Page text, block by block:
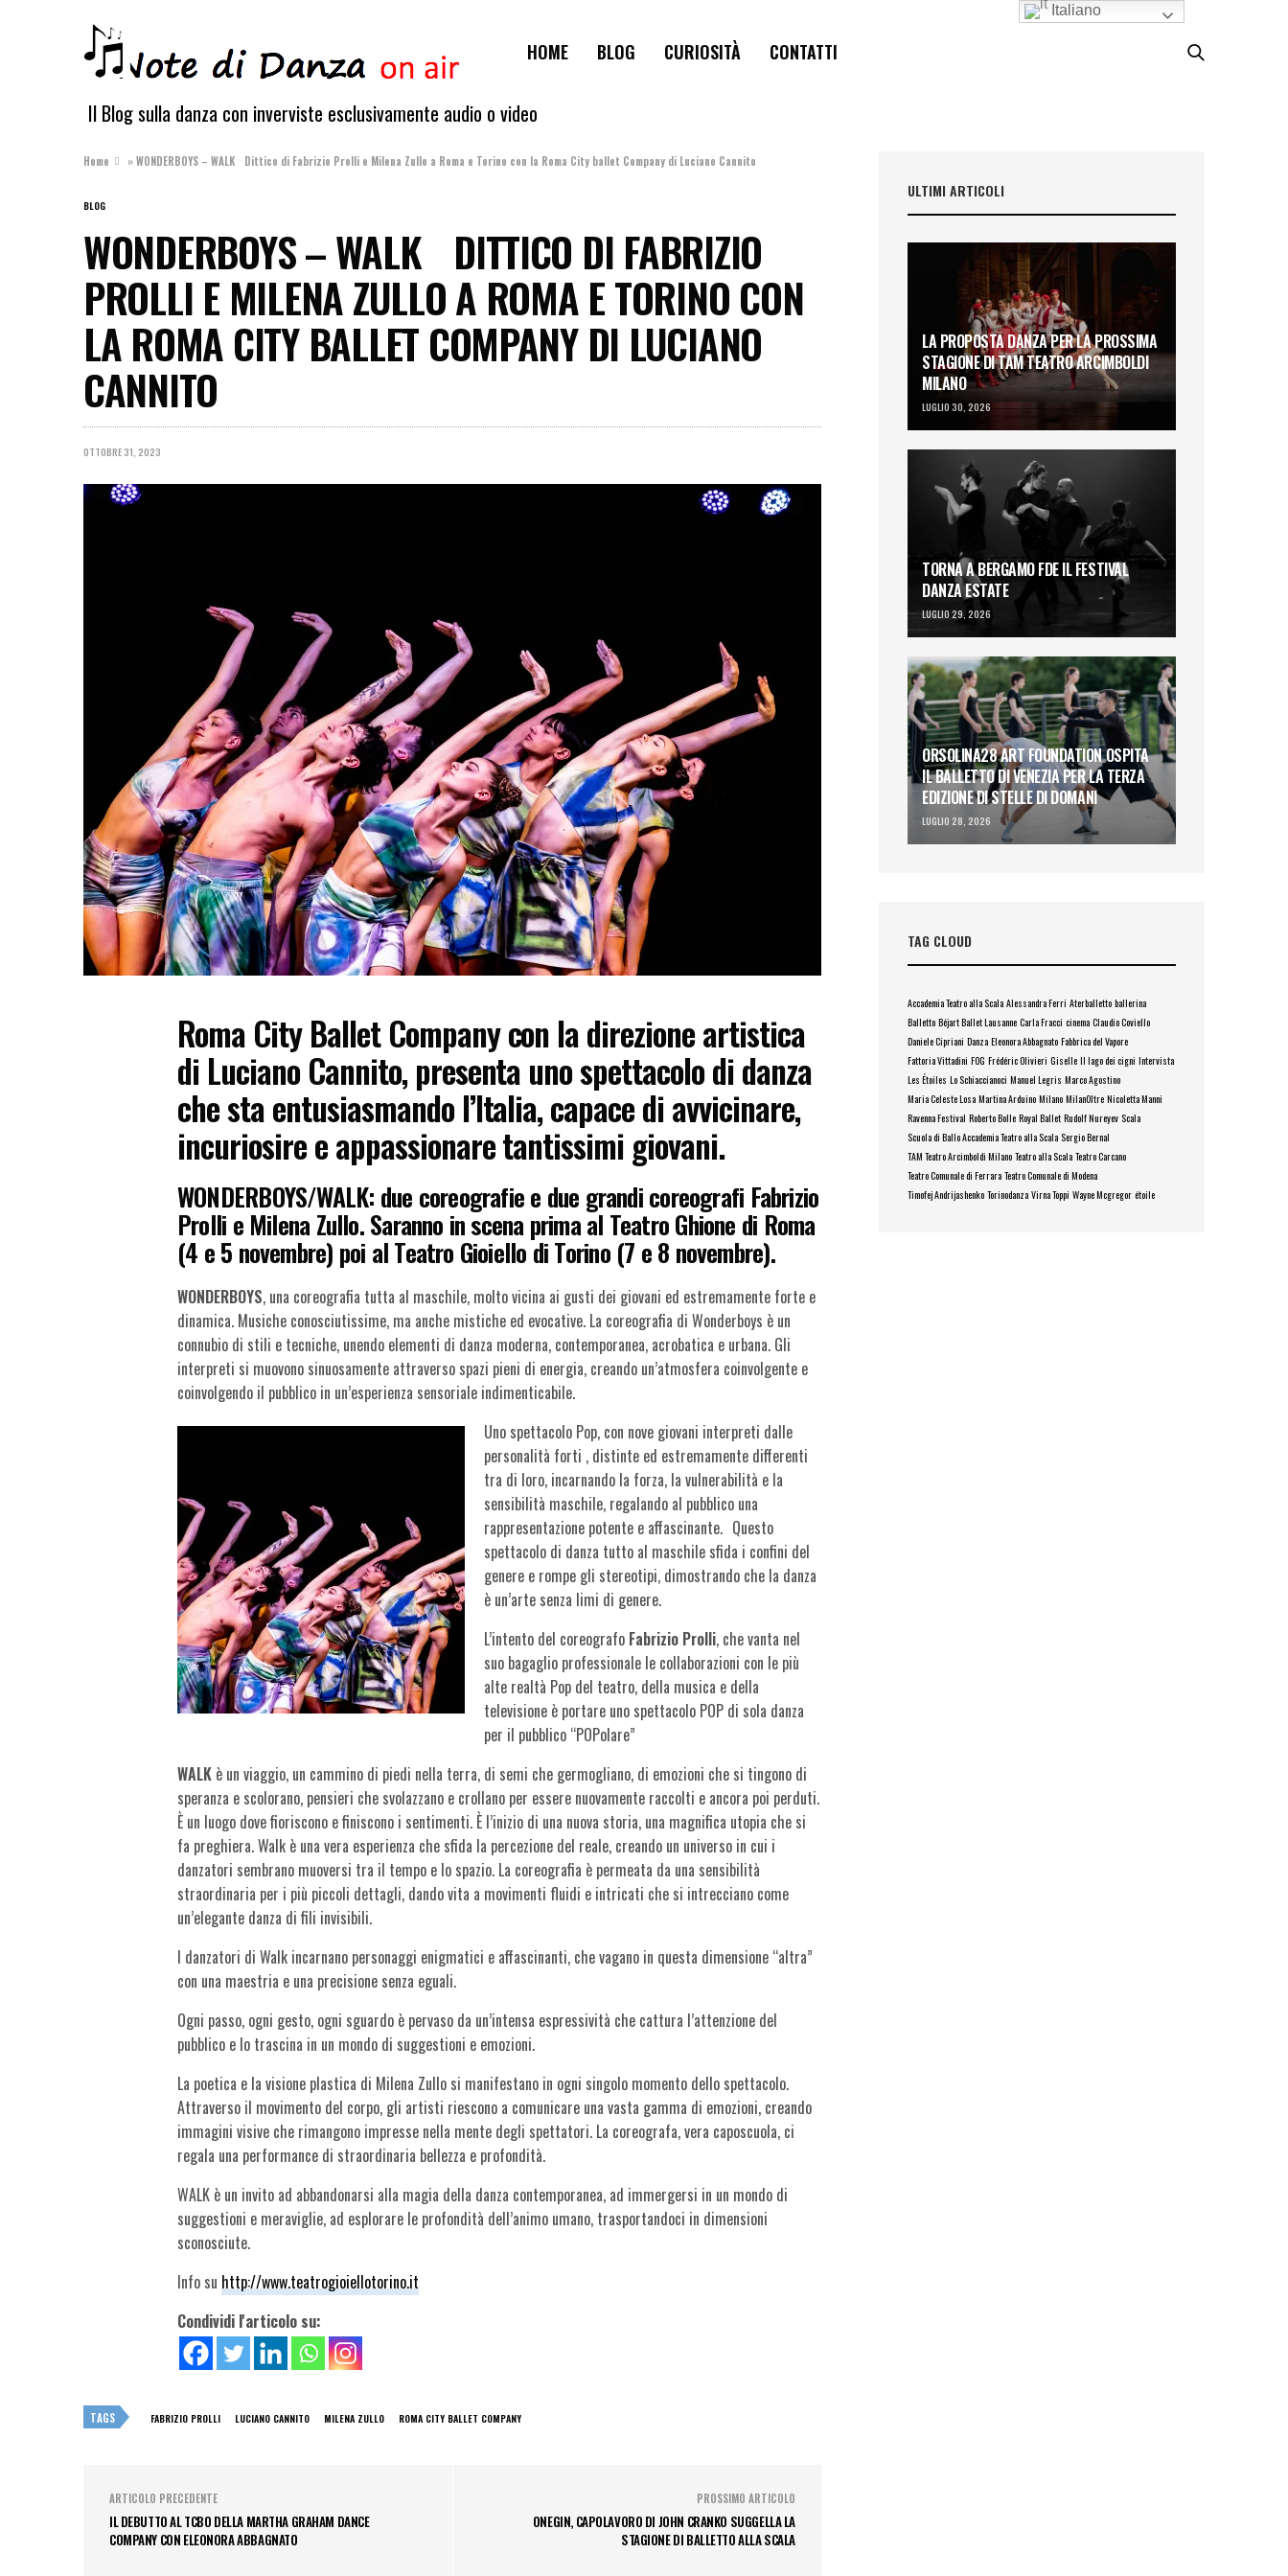
HOME BLOG CURIOSITÀ CONTATTI
Il Blog sulla danza con inverviste esclusivamente audio o video
Home »WONDERBOYS – WALK Dittico di Fabrizio Prolli e Milena Zullo a Roma e Torino con la Roma City ballet Company di Luciano Cannito
BLOG
WONDERBOYS – WALK DITTICO DI FABRIZIO
PROLLI E MILENA ZULLO A ROMA E TORINO CON
LA ROMA CITY BALLET COMPANY DI LUCIANO
CANNITO
OTTOBRE 31, 2023
Roma City Ballet Companycon la direzione artistica
diLuciano Cannito, presenta uno spettacolo di danza
che sta entusiasmando l’Italia, capace di avvicinare,
incuriosire e appassionare tantissimi giovani.
WONDERBOYS/WALK: due coreografie e due grandi coreografi Fabrizio
Prolli e Milena Zullo. Saranno in scena prima al Teatro Ghione di Roma
(4 e 5 novembre) poi al Teatro Gioiello di Torino (7 e 8 novembre).
WONDERBOYS, una coreografia tutta al maschile, molto vicina ai gusti dei giovani ed estremamente forte e
dinamica. Musiche conosciutissime, ma anche mistiche ed evocative. La coreografia di Wonderboys è un
connubio di stili e tecniche, unendo elementi di danza moderna, contemporanea, acrobatica e urbana. Gli
interpreti si muovono sinuosamente attraverso spazi pieni di energia, creando un’atmosfera coinvolgente e
coinvolgendo il pubblico in un’esperienza sensoriale indimenticabile.
Uno spettacolo Pop, con nove giovani interpreti dalle
personalità forti , distinte ed estremamente differenti
tra di loro, incarnando la forza, la vulnerabilità e la
sensibilità maschile, regalando al pubblico una
rappresentazione potente e affascinante. Questo
spettacolo di danza tutto al maschile sfida i confini del
genere e rompe gli stereotipi, dimostrando che la danza
è un’arte senza limi di genere.
L’intento del coreografo Fabrizio Prolli, che vanta nel
suo bagaglio professionale le collaborazioni con le più
alte realtà Pop del teatro, della musica e della
televisione è portare uno spettacolo POP di sola danza
per il pubblico “POPolare”
WALK è un viaggio, un cammino di piedi nella terra, di semi che germogliano, di emozioni che si tingono di
speranza e scolorano, pensieri che svolazzano e crollano per essere nuovamente raccolti e ancora poi perduti.
È un luogo dove fioriscono e finiscono i sentimenti. È l’inizio di una nuova storia, una magnifica utopia che si
fa preghiera. Walk è una vera esperienza che sfida la percezione del reale, creando un universo in cui i
danzatori sembrano muoversi tra il tempo e lo spazio. La coreografia è permeata da una sensibilità
straordinaria per i più piccoli dettagli, dando vita a movimenti fluidi e intricati che si intrecciano come
un’elegante danza di fili invisibili.
I danzatori di Walk incarnano personaggi enigmatici e affascinanti, che vagano in questa dimensione “altra”
con una maestria e una precisione senza eguali.
Ogni passo, ogni gesto, ogni sguardo è pervaso da un’intensa espressività che cattura l’attenzione del
pubblico e lo trascina in un mondo di suggestioni e emozioni.
La poetica e la visione plastica di Milena Zullo si manifestano in ogni singolo momento dello spettacolo.
Attraverso il movimento del corpo, gli artisti riescono a comunicare una vasta gamma di emozioni, creando
immagini visive che rimangono impresse nella mente degli spettatori. La coreografa, vera caposcuola, ci
regala una performance di straordinaria bellezza e profondità.
WALK è un invito ad abbandonarsi alla magia della danza contemporanea, ad immergersi in un mondo di
suggestioni e meraviglie, ad esplorare le profondità dell’animo umano, trasportandoci in dimensioni
sconosciute.
Info su http://www.teatrogioiellotorino.it
Condividi l'articolo su:
TAGS FABRIZIO PROLLI LUCIANO CANNITO MILENA ZULLO ROMA CITY BALLET COMPANY
ARTICOLO PRECEDENTE
IL DEBUTTO AL TCBO DELLA MARTHA GRAHAM DANCE
COMPANY CON ELEONORA ABBAGNATO
PROSSIMO ARTICOLO
ONEGIN, CAPOLAVORO DI JOHN CRANKO SUGGELLA LA
STAGIONE DI BALLETTO ALLA SCALA
ULTIMI ARTICOLI
LA PROPOSTA DANZA PER LA PROSSIMA
STAGIONE DI TAM TEATRO ARCIMBOLDI
MILANO
LUGLIO 30, 2026
TORNA A BERGAMO FDE IL FESTIVAL
DANZA ESTATE
LUGLIO 29, 2026
ORSOLINA28 ART FOUNDATION OSPITA
IL BALLETTO DI VENEZIA PER LA TERZA
EDIZIONE DI STELLE DI DOMANI
LUGLIO 28, 2026
TAG CLOUD
Accademia Teatro alla Scala Alessandra Ferri Aterballetto ballerina
Balletto Béjart Ballet Lausanne Carla Fracci cinema Claudio Coviello
Daniele Cipriani Danza Eleonora Abbagnato Fabbrica del Vapore
Fattoria Vittadini FOG Frédéric Olivieri Giselle Il lago dei cigni Intervista
Les Étoiles Lo Schiaccianoci Manuel Legris Marco Agostino
Maria Celeste Losa Martina Arduino Milano MilanOltre Nicoletta Manni
Ravenna Festival Roberto Bolle Royal Ballet Rudolf Nureyev Scala
Scuola di Ballo Accademia Teatro alla Scala Sergio Bernal
TAM Teatro Arcimboldi Milano Teatro alla Scala Teatro Carcano
Teatro Comunale di Ferrara Teatro Comunale di Modena
Timofej Andrijashenko Torinodanza Virna Toppi Wayne Mcgregor étoile
Italiano